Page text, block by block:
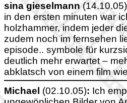
sina gieselmann(14.10.05)
in den ersten minuten war
holzhammer, indem jeder
zudem noch im fernsehen
episode.. symbole für
deutlich mehr erwartet –
abklatsch von einem film
Michael (02.10.05): Ich